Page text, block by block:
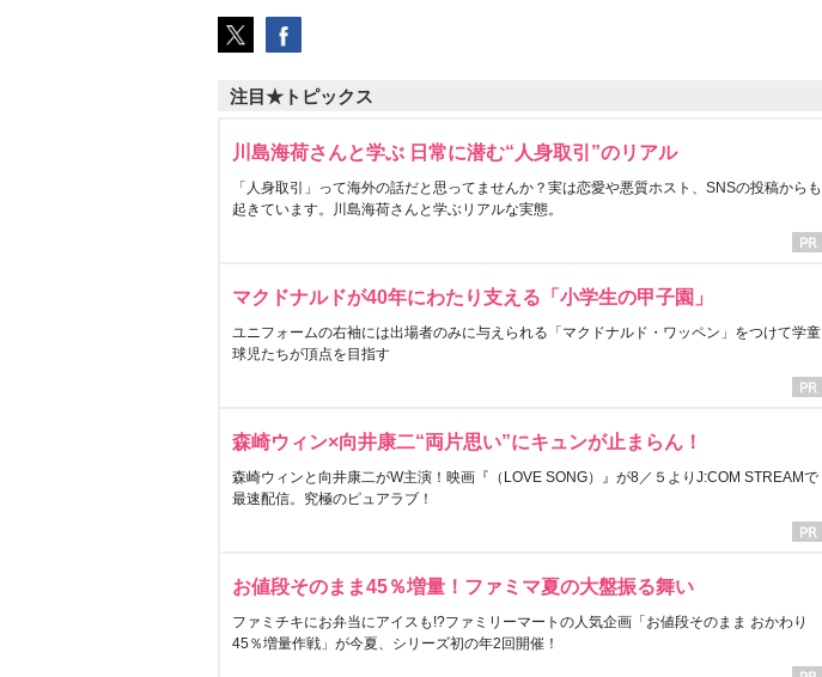
注目★トピックス
川島海荷さんと学ぶ 日常に潜む“人身取引”のリアル
「人身取引」って海外の話だと思ってませんか？実は恋愛や悪質ホスト、SNSの投稿からも
起きています。川島海荷さんと学ぶリアルな実態。
マクドナルドが40年にわたり支える「小学生の甲子園」
ユニフォームの右袖には出場者のみに与えられる「マクドナルド・ワッペン」をつけて学童
球児たちが頂点を目指す
森崎ウィン×向井康二“両片思い”にキュンが止まらん！
森崎ウィンと向井康二がW主演！映画『（LOVE SONG）』が8／５よりJ:COM STREAMで
最速配信。究極のピュアラブ！
お値段そのまま45％増量！ファミマ夏の大盤振る舞い
ファミチキにお弁当にアイスも!?ファミリーマートの人気企画「お値段そのまま おかわり
45％増量作戦」が今夏、シリーズ初の年2回開催！